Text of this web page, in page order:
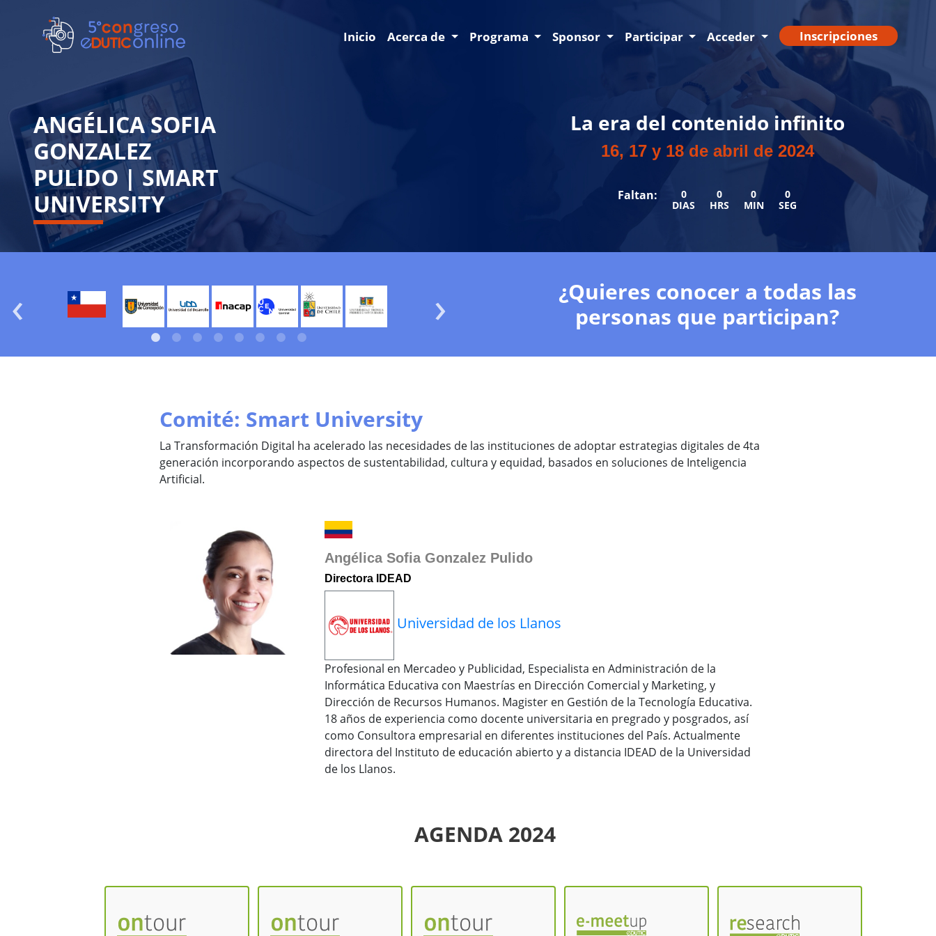
Inicio Acerca de Programa Sponsor Participar Acceder Inscripciones
ANGÉLICA SOFIA
GONZALEZ
PULIDO | SMART
UNIVERSITY
La era del contenido infinito
16, 17 y 18 de abril de 2024
Faltan:
0
DIAS
0
HRS
0
MIN
0
SEG
¿Quieres conocer a todas las
personas que participan?
Comité: Smart University
La Transformación Digital ha acelerado las necesidades de las instituciones de adoptar estrategias digitales de 4ta
generación incorporando aspectos de sustentabilidad, cultura y equidad, basados en soluciones de Inteligencia
Artificial.
Angélica Sofia Gonzalez Pulido
Directora IDEAD
Universidad de los Llanos
Profesional en Mercadeo y Publicidad, Especialista en Administración de la
Informática Educativa con Maestrías en Dirección Comercial y Marketing, y
Dirección de Recursos Humanos. Magister en Gestión de la Tecnología Educativa.
18 años de experiencia como docente universitaria en pregrado y posgrados, así
como Consultora empresarial en diferentes instituciones del País. Actualmente
directora del Instituto de educación abierto y a distancia IDEAD de la Universidad
de los Llanos.
AGENDA 2024